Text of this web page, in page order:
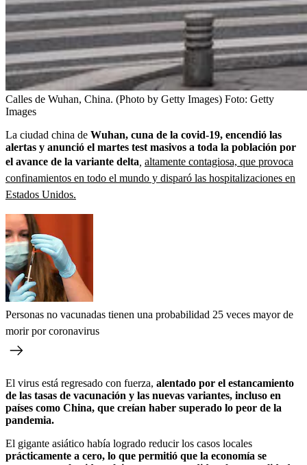
Calles de Wuhan, China. (Photo by Getty Images) Foto: Getty
Images
La ciudad china de Wuhan, cuna de la covid-19, encendió las
alertas y anunció el martes test masivos a toda la población por
el avance de la variante delta altamente contagiosa, que provoca
confinamientos en todo el mundo y disparó las hospitalizaciones en
Estados Unidos.
Personas no vacunadas tienen una probabilidad 25 veces mayor de
morir por coronavirus
El virus está regresado con fuerza, alentado por el estancamiento
de las tasas de vacunación y las nuevas variantes, incluso en
países como China, que creían haber superado lo peor de la
pandemia.
El gigante asiático había logrado reducir los casos locales
prácticamente a cero, lo que permitió que la economía se